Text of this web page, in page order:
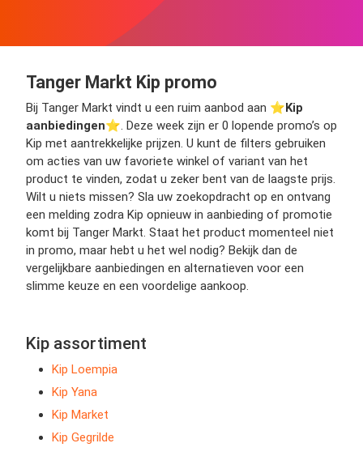
Tanger Markt Kip promo
Bij Tanger Markt vindt u een ruim aanbod aan ⭐️Kip
aanbiedingen⭐️. Deze week zijn er 0 lopende promo’s op
Kip met aantrekkelijke prijzen. U kunt de filters gebruiken
om acties van uw favoriete winkel of variant van het
product te vinden, zodat u zeker bent van de laagste prijs.
Wilt u niets missen? Sla uw zoekopdracht op en ontvang
een melding zodra Kip opnieuw in aanbieding of promotie
komt bij Tanger Markt. Staat het product momenteel niet
in promo, maar hebt u het wel nodig? Bekijk dan de
vergelijkbare aanbiedingen en alternatieven voor een
slimme keuze en een voordelige aankoop.
Kip assortiment
Kip Loempia
Kip Yana
Kip Market
Kip Gegrilde